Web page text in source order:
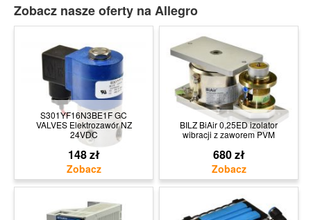
Zobacz nasze oferty na Allegro
S301YF16N3BE1F GC
VALVES Elektrozawór NZ
24VDC
148 zł
BILZ BiAir 0,25ED izolator
wibracji z zaworem PVM
680 zł